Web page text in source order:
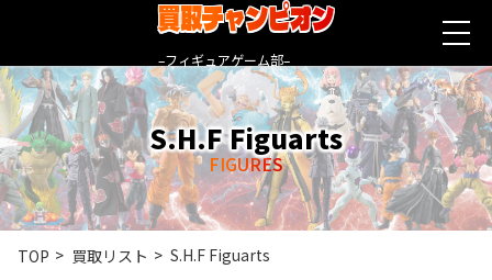
買取チャンピオン
–フィギュアゲーム部–
S.H.F Figuarts
FIGURES
TOP 買取リスト S.H.F Figuarts